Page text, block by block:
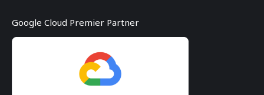
Google Cloud Premier Partner